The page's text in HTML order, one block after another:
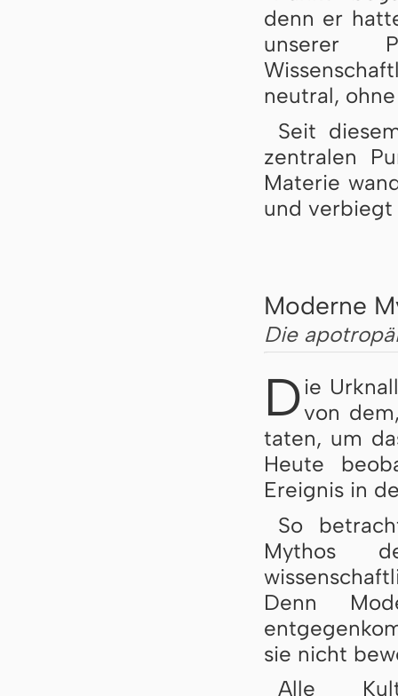
denn er
unserer
neutral,
Seit
zentralen
Materie
und verbiegt
Moderne
Die
D ie
von
taten, um
Heute
Ereignis in
So
Mythos
Denn
sie nicht
Alle